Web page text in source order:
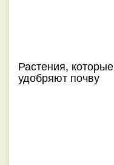
Растения, которые
удобряют почву